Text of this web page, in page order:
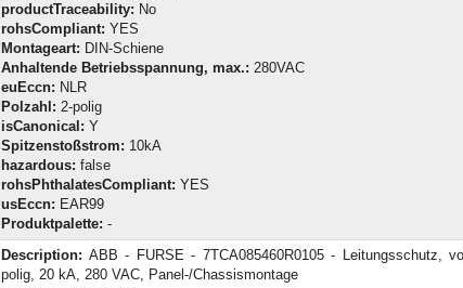
productTraceability: No
rohsCompliant: YES
Montageart: DIN-Schiene
Anhaltende Betriebsspannung, max.: 280VAC
euEccn: NLR
Polzahl: 2-polig
isCanonical: Y
Spitzenstoßstrom: 10kA
hazardous: false
rohsPhthalatesCompliant: YES
usEccn: EAR99
Produktpalette: -
Description: ABB - FURSE - 7TCA085460R0105 - Leitungsschutz,
polig, 20 kA, 280 VAC, Panel-/Chassismontage